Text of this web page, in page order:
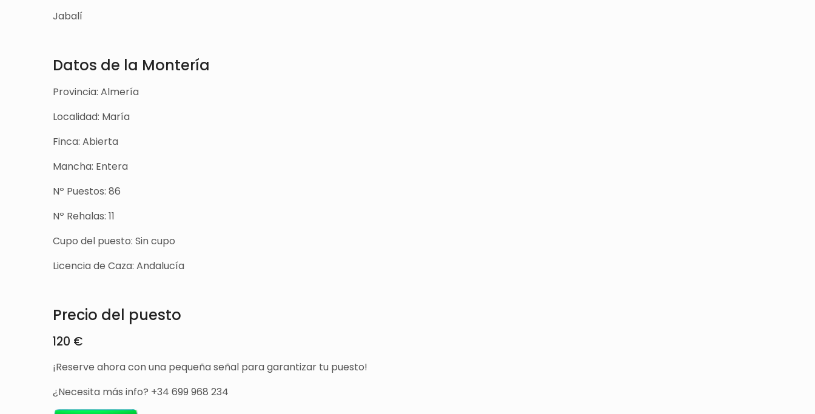
Jabalí
Datos de la Montería
Provincia: Almería
Localidad: María
Finca: Abierta
Mancha: Entera
Nº Puestos: 86
Nº Rehalas: 11
Cupo del puesto: Sin cupo
Licencia de Caza: Andalucía
Precio del puesto
120 €
¡Reserve ahora con una pequeña señal para garantizar tu puesto!
¿Necesita más info? +34 699 968 234